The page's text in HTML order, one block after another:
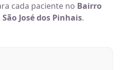
cada paciente no Bairro
José dos Pinhais.